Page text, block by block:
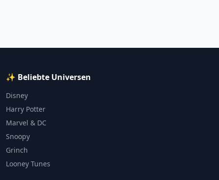
✨ Beliebte Universen
Disney
Harry Potter
Marvel & DC
Snoopy
Grinch
Looney Tunes